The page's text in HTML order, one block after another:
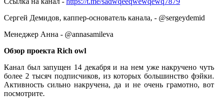
Сергей Демидов, каппер-основатель канала, - @sergeydemid
Менеджер Анна - @annasamileva
Обзор проекта Rich owl
Канал был запущен 14 декабря и на нем уже накручено чуть
более 2 тысяч подписчиков, из которых большинство фэйки.
Активность сильно накручена, да и не очень грамотно, вот
посмотрите.